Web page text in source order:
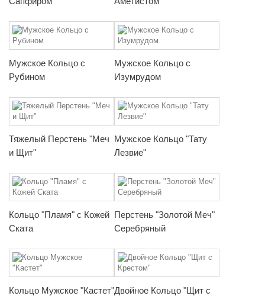
Мужское Кольцо с
Рубином
Мужское Кольцо с
Изумрудом
Тяжелый Перстень "Меч
и Щит"
Мужское Кольцо "Тату
Лезвие"
Кольцо "Пламя" с Кожей
Ската
Перстень "Золотой Меч"
Серебряный
Кольцо Мужское "Кастет"Двойное Кольцо "Щит с